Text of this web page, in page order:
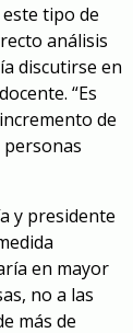
tipo de
análisis
discutirse en
“Es
de
y presidente
en mayor
no a las
más de